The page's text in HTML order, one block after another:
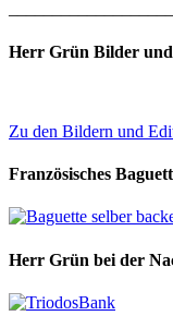
Herr Grün Bilder
Zu den Bildern und
Französisches
Herr Grün bei der